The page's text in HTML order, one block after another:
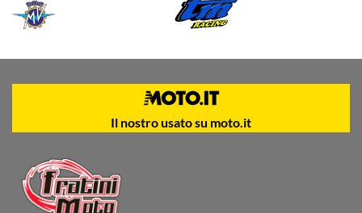
Il nostro usato su moto.it